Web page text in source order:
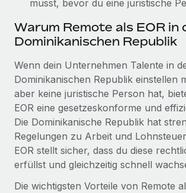
musst, bevor du eine juristische
Warum Remote als EOR in
Dominikanischen Republik
Wenn dein Unternehmen Talente in
Dominikanischen Republik einstellen
aber keine juristische Person hat,
EOR eine gesetzeskonforme und
Die Dominikanische Republik hat
Regelungen zu Arbeit und
EOR stellt sicher, dass du diese
erfüllst und gleichzeitig schnell
Die wichtigsten Vorteile von Remote